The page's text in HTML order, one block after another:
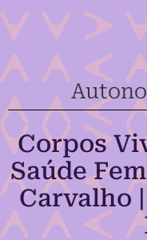
Corpos
Saúde
Carvalho